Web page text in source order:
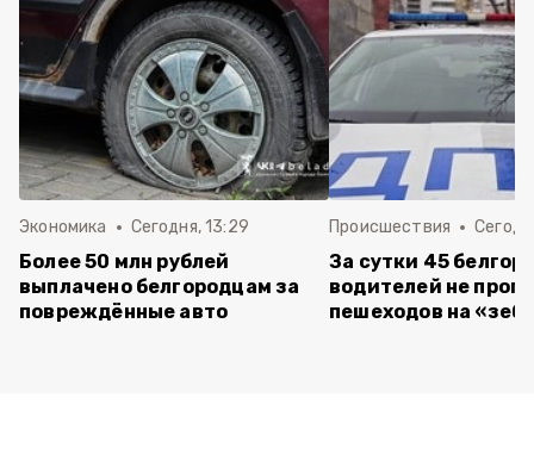
Экономика Сегодня, 13:29
Более 50 млн рублей
выплачено белгородцам за
повреждённые авто
Происшествия
За сутки 45
водителей не
пешеходов на